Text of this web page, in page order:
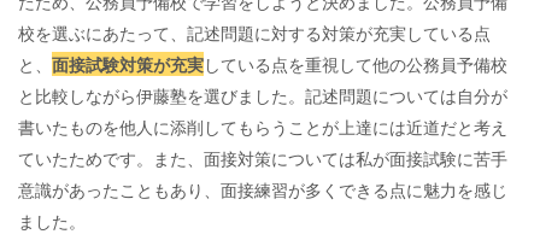
校を選ぶにあたって、記述問題に対する対策が充実している点
と、 面接試験対策が充実している点を重視して他の公務員予備校
と比較しながら伊藤塾を選びました。記述問題については自分が
書いたものを他人に添削してもらうことが上達には近道だと考え
ていたためです。また、面接対策については私が面接試験に苦手
意識があったこともあり、面接練習が多くできる点に魅力を感じ
ました。